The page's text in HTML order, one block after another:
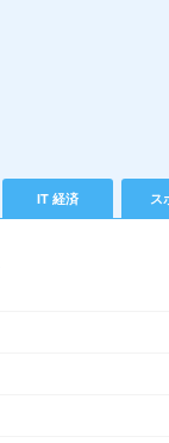
IT 経済 ス